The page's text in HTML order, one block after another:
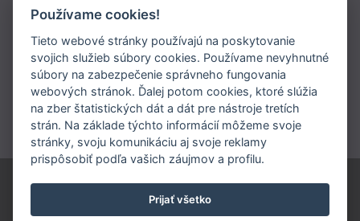
Doprava:
Platba:
ARIES SLOVAKIA s.r.o.
0902 948 245
Používame cookies!
Tieto webové stránky používajú na poskytovanie
svojich služieb súbory cookies. Používame nevyhnutné
súbory na zabezpečenie správneho fungovania
webových stránok. Ďalej potom cookies, ktoré slúžia
na zber štatistických dát a dát pre nástroje tretích
strán. Na základe týchto informácií môžeme svoje
stránky, svoju komunikáciu aj svoje reklamy
prispôsobiť podľa vašich záujmov a profilu.
Prijať všetko